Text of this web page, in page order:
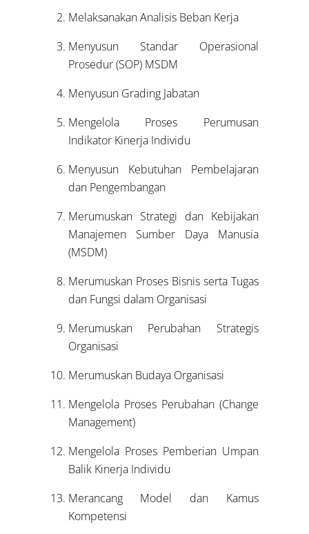
Melaksanakan Analisis Beban Kerja
Menyusun Standar Operasional
Prosedur (SOP) MSDM
Menyusun Grading Jabatan
Mengelola Proses Perumusan
Indikator Kinerja Individu
Menyusun Kebutuhan Pembelajaran
dan Pengembangan
Merumuskan Strategi dan Kebijakan
Manajemen Sumber Daya Manusia
(MSDM)
Merumuskan Proses Bisnis serta Tugas
dan Fungsi dalam Organisasi
Merumuskan Perubahan Strategis
Organisasi
Merumuskan Budaya Organisasi
Mengelola Proses Perubahan (Change
Management)
Mengelola Proses Pemberian Umpan
Balik Kinerja Individu
Merancang Model dan Kamus
Kompetensi